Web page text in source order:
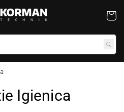
Coș
Igienica